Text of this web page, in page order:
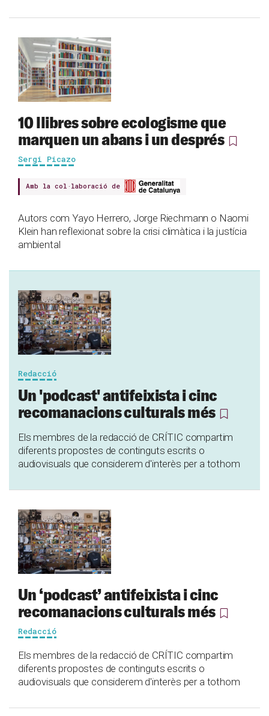
10 llibres sobre ecologisme que
marquen un abans i un després
Sergi Picazo
Amb la col·laboració de
Autors com Yayo Herrero, Jorge Riechmann o Naomi
Klein han reflexionat sobre la crisi climàtica i la justícia
ambiental
Redacció
Un 'podcast' antifeixista i cinc
recomanacions culturals més
Els membres de la redacció de CRÍTIC compartim
diferents propostes de continguts escrits o
audiovisuals que considerem d'interès per a tothom
Un ‘podcast’ antifeixista i cinc
recomanacions culturals més
Redacció
Els membres de la redacció de CRÍTIC compartim
diferents propostes de continguts escrits o
audiovisuals que considerem d'interès per a tothom